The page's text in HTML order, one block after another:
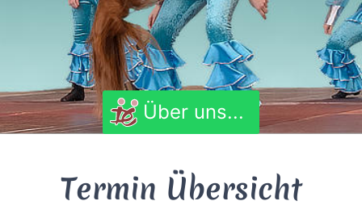
Über uns...
Termin Übersicht